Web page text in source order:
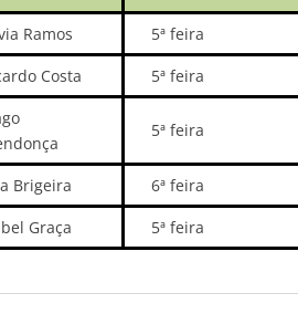
Ramos 5ª feira
Costa 5ª feira
5ª feira
Brigeira 6ª feira
Graça 5ª feira